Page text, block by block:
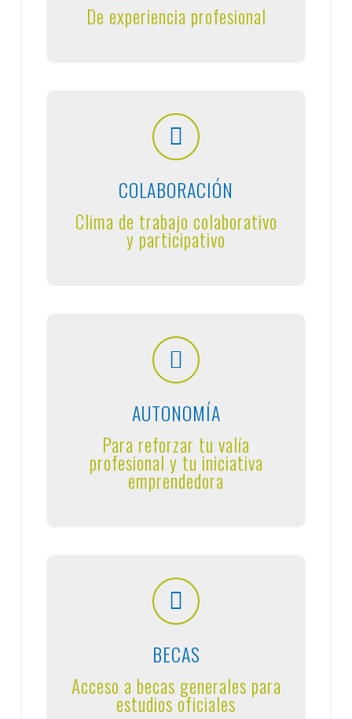
De experiencia profesional
COLABORACIÓN
Clima de trabajo colaborativo
y participativo
AUTONOMÍA
Para reforzar tu valía
profesional y tu iniciativa
emprendedora
BECAS
Acceso a becas generales para
estudios oficiales